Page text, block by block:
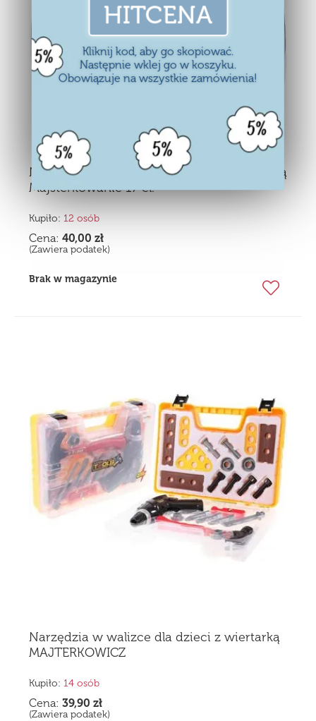
HITCENA
Kliknij kod, aby go skopiować.
Następnie wklej go w koszyku.
Obowiązuje na wszystkie zamówienia!
Narzędzia W Walizce Dla Dzieci Z Wiertarką
Majsterkowanie 17 el.
Kupiło: 12 osób
Cena: 40,00 zł
(Zawiera podatek)
Brak w magazynie
Narzędzia w walizce dla dzieci z wiertarką
MAJTERKOWICZ
Kupiło: 14 osób
Cena: 39,90 zł
(Zawiera podatek)